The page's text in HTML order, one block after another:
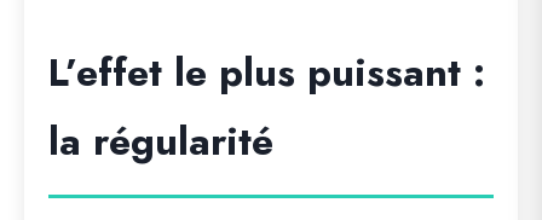
L’effet le plus puissant :
la régularité